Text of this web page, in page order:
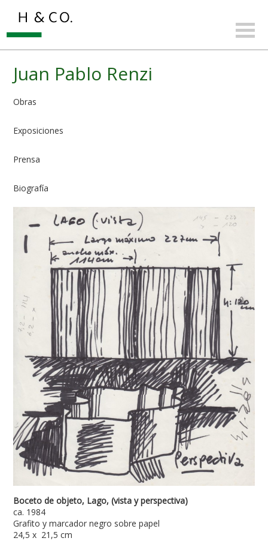
Juan Pablo Renzi
Obras
Exposiciones
Prensa
Biografía
Boceto de objeto, Lago, (vista y perspectiva)
ca. 1984
Grafito y marcador negro sobre papel
24,5 x 21,5 cm